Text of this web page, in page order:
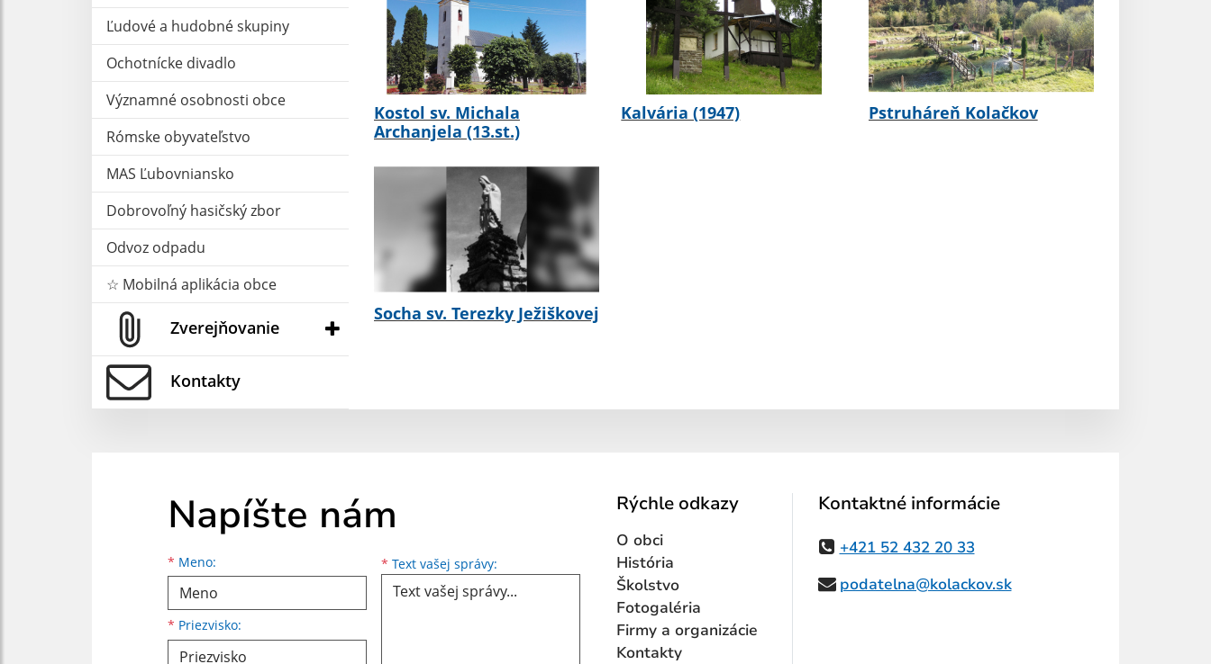
Ľudové a hudobné skupiny
Ochotnícke divadlo
Významné osobnosti obce
Rómske obyvateľstvo
MAS Ľubovniansko
Dobrovoľný hasičský zbor
Odvoz odpadu
☆ Mobilná aplikácia obce
Zverejňovanie
Kontakty
Kostol sv. Michala
Archanjela (13.st.)
Kalvária (1947) Pstruháreň Kolačkov
Socha sv. Terezky Ježiškovej
Napíšte nám
* Meno:
Meno
* Priezvisko:
Priezvisko
E-mailová adresa * Text vašej správy: Text vašej správy...
Rýchle odkazy
O obci
História
Školstvo
Fotogaléria
Firmy a organizácie
Kontakty
Kontaktné informácie
+421 52 432 20 33
podatelna@kolackov.sk